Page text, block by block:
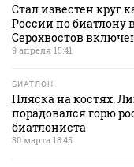
Стал известен круг
России по биатлону
Серохвостов
9 апреля 15:41
БИАТЛОН
Пляска на костях.
порадовался горю
биатлониста
30 марта 18:45